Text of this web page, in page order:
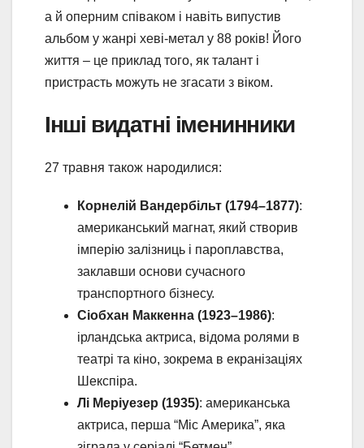
а й оперним співаком і навіть випустив
альбом у жанрі хеві-метал у 88 років! Його
життя – це приклад того, як талант і
пристрасть можуть не згасати з віком.
Інші видатні іменинники
27 травня також народилися:
Корнелій Вандербільт (1794–1877):
американський магнат, який створив
імперію залізниць і пароплавства,
заклавши основи сучасного
транспортного бізнесу.
Сіобхан Маккенна (1923–1986):
ірландська актриса, відома ролями в
театрі та кіно, зокрема в екранізаціях
Шекспіра.
Лі Меріуезер (1935): американська
актриса, перша “Міс Америка”, яка